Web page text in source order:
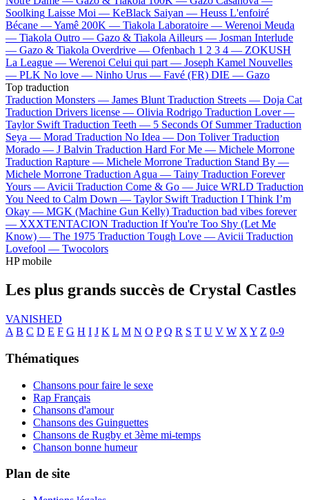
Soolking Laisse Moi — KeBlack Saiyan — Heuss L'enfoiré
Bécane —Yamê 200K — Tiakola Laboratoire — Werenoi Meuda
— Tiakola Outro — Gazo & Tiakola Ailleurs — Josman Interlude
— Gazo & Tiakola Overdrive — Ofenbach 1 2 3 4 — ZOKUSH
La League — Werenoi Celui qui part — Joseph Kamel Nouvelles
— PLK No love — Ninho Urus — Favé (FR) DIE — Gazo
Top traduction
Traduction Monsters — James Blunt Traduction Streets — Doja Cat
Traduction Drivers license — Olivia Rodrigo Traduction Lover —
Taylor Swift Traduction Teeth — 5 Seconds Of Summer Traduction
Seya — Morad Traduction No Idea — Don Toliver Traduction
Morado — J Balvin Traduction Hard For Me — Michele Morrone
Traduction Rapture — Michele Morrone Traduction Stand By —
Michele Morrone Traduction Agua — Tainy Traduction Forever
Yours — Avicii Traduction Come & Go — Juice WRLD Traduction
You Need to Calm Down — Taylor Swift Traduction I Think I’m
Okay — MGK (Machine Gun Kelly) Traduction bad vibes forever
— XXXTENTACION Traduction If You're Too Shy (Let Me
Know) — The 1975 Traduction Tough Love — Avicii Traduction
Lovefool — Twocolors
HP mobile
Les plus grands succès de Crystal Castles
VANISHED
A B C D E F G H I J K L M N O P Q R S T U V W X Y Z 0-9
Thématiques
Chansons pour faire le sexe
Rap Français
Chansons d'amour
Chansons des Guinguettes
Chansons de Rugby et 3ème mi-temps
Chanson bonne humeur
Plan de site